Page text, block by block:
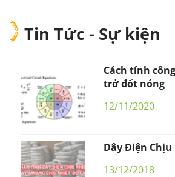
Tin Tức - Sự kiện
Cách tính
trở đốt nóng
12/11/2020
Dây Điện
13/12/2018